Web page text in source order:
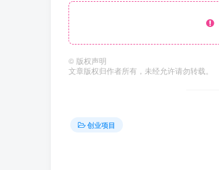
© 版权声明
文章版权归作者所有，未经允许请勿转载。
创业项目